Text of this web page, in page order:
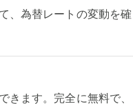
、為替レートの変動を確
きます。完全に無料で、